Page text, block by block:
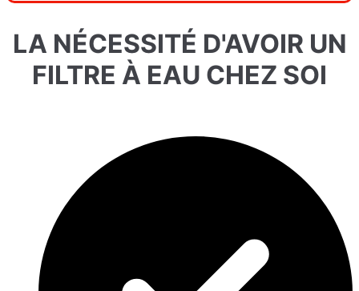
LA NÉCESSITÉ D'AVOIR UN
FILTRE À EAU CHEZ SOI